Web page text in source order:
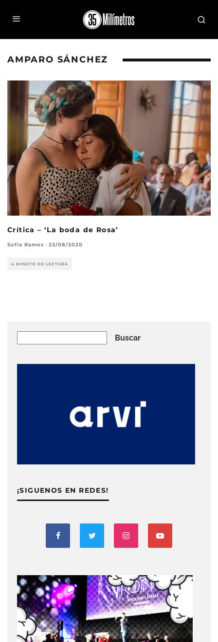
AMPARO SÁNCHEZ
Crítica – ‘La boda de Rosa’
Sofía Ramos · 23/08/2020
4 MINUTO DE LECTURA
Buscar
¡SIGUENOS EN REDES!